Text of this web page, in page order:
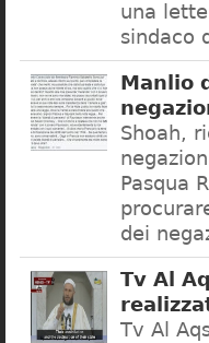
una
sindaco
Manlio
Shoah,
Pasqua
dei
Tv Al
Tv Al